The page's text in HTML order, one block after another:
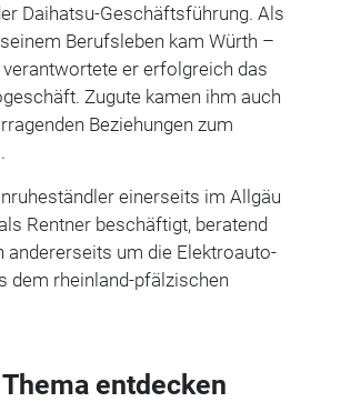
Daihatsu-Geschäftsführung. Als
Berufsleben kam Würth –
er erfolgreich das
Zugute kamen ihm auch
Beziehungen zum
einerseits im Allgäu
Rentner beschäftigt, beratend
andererseits um die Elektroauto-
dem rheinland-pfälzischen
entdecken